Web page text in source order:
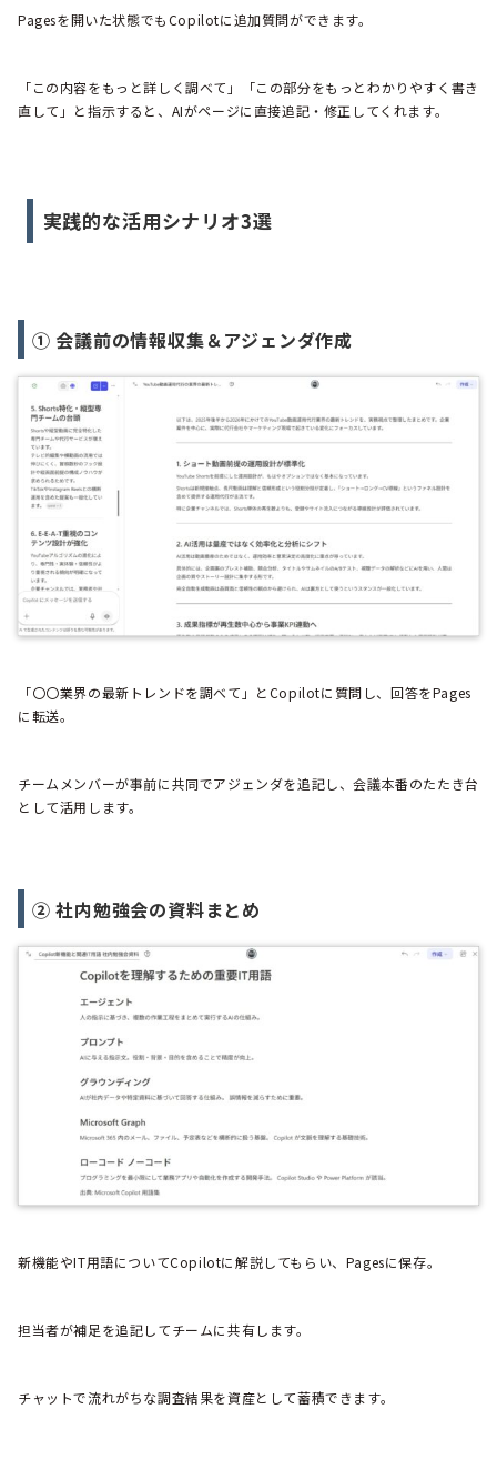
Pagesを開いた状態でもCopilotに追加質問ができます。
「この内容をもっと詳しく調べて」「この部分をもっとわかりやすく書き
直して」と指示すると、AIがページに直接追記・修正してくれます。
実践的な活用シナリオ3選
① 会議前の情報収集＆アジェンダ作成
「〇〇業界の最新トレンドを調べて」とCopilotに質問し、回答をPages
に転送。
チームメンバーが事前に共同でアジェンダを追記し、会議本番のたたき台
として活用します。
② 社内勉強会の資料まとめ
新機能やIT用語についてCopilotに解説してもらい、Pagesに保存。
担当者が補足を追記してチームに共有します。
チャットで流れがちな調査結果を資産として蓄積できます。